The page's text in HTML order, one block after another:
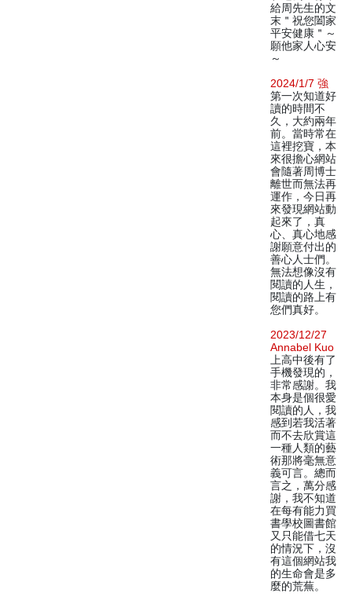
給周先生的文
末＂祝您闔家
平安健康＂～
願他家人心安
～
2024/1/7 強
第一次知道好
讀的時間不
久，大約兩年
前。當時常在
這裡挖寶，本
來很擔心網站
會隨著周博士
離世而無法再
運作，今日再
來發現網站動
起來了，真
心、真心地感
謝願意付出的
善心人士們。
無法想像沒有
閱讀的人生，
閱讀的路上有
您們真好。
2023/12/27
Annabel Kuo
上高中後有了
手機發現的，
非常感謝。我
本身是個很愛
閱讀的人，我
感到若我活著
而不去欣賞這
一種人類的藝
術那將毫無意
義可言。總而
言之，萬分感
謝，我不知道
在每有能力買
書學校圖書館
又只能借七天
的情況下，沒
有這個網站我
的生命會是多
麼的荒蕪。